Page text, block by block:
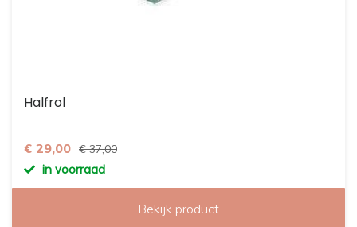
Halfrol
€ 29,00 € 37,00
in voorraad
Bekijk product